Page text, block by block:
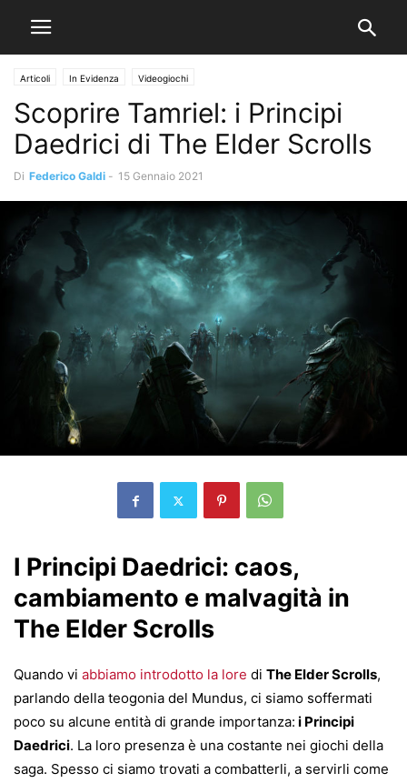
Articoli In Evidenza Videogiochi
Scoprire Tamriel: i Principi
Daedrici di The Elder Scrolls
Di Federico Galdi - 15 Gennaio 2021
I Principi Daedrici: caos,
cambiamento e malvagità in
The Elder Scrolls
Quando vi abbiamo introdotto la lore di The Elder Scrolls,
parlando della teogonia del Mundus, ci siamo soffermati
poco su alcune entità di grande importanza: i Principi
Daedrici. La loro presenza è una costante nei giochi della
saga. Spesso ci siamo trovati a combatterli, a servirli come